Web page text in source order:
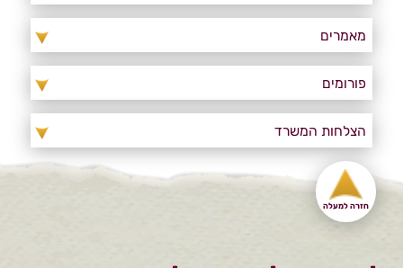
מאמרים
פורומים
הצלחות המשרד
חזרה למעלה